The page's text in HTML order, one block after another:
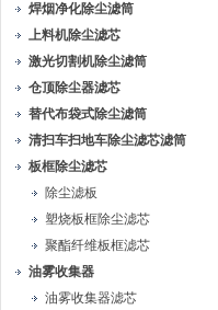
焊烟净化除尘滤筒
上料机除尘滤芯
激光切割机除尘滤筒
仓顶除尘器滤芯
替代布袋式除尘滤筒
清扫车扫地车除尘滤芯滤筒
板框除尘滤芯
除尘滤板
塑烧板框除尘滤芯
聚酯纤维板框滤芯
油雾收集器
油雾收集器滤芯